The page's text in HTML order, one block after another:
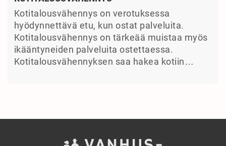
Kotitalousvähennys on verotuksessa
hyödynnettävä etu, kun ostat palveluita.
Kotitalousvähennys on tärkeää muistaa myös
ikääntyneiden palveluita ostettaessa.
Kotitalousvähennyksen saa hakea kotiin…